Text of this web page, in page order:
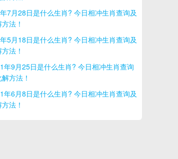
7月28日是什么生肖? 今日相冲生肖查询及
法！
5月18日是什么生肖? 今日相冲生肖查询及
法！
年9月25日是什么生肖? 今日相冲生肖查询
方法！
年6月8日是什么生肖? 今日相冲生肖查询及
法！